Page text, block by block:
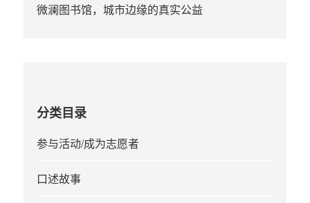
微澜图书馆，城市边缘的真实公益
分类目录
参与活动/成为志愿者
口述故事